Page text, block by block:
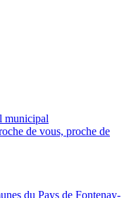
municipal
de vous, proche de
du Pays de Fontenay-